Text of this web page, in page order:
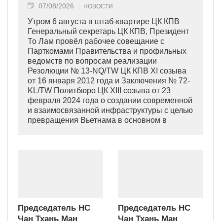
07/08/2026 НОВОСТИ
Утром 6 августа в штаб-квартире ЦК КПВ
Генеральный секретарь ЦК КПВ, Президент
То Лам провёл рабочее совещание с
Парткомами Правительства и профильных
ведомств по вопросам реализации
Резолюции № 13-NQ/TW ЦК КПВ XI созыва
от 16 января 2012 года и Заключения № 72-
KL/TW Политбюро ЦК XIII созыва от 23
февраля 2024 года о создании современной
и взаимосвязанной инфраструктуры с целью
превращения Вьетнама в основном в
Председатель НС
Чан Тхань Ман
Председатель НС
Чан Тхань Ман